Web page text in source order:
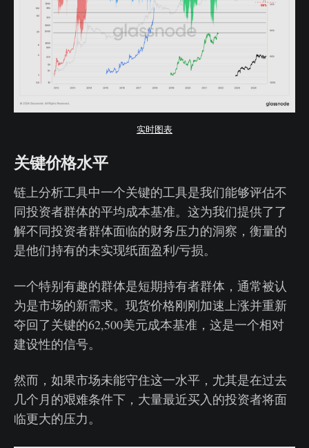
实时图表
关键价格水平
链上分析工具中一个关键的工具是我们能够评估不
同投资者群体的平均成本基准。这为我们提供了了
解不同投资者群体面临的财务压力的洞察，衡量的
是他们持有的未实现纸面盈利/亏损。
一个特别有趣的群体是短期持有者群体，通常被认
为是市场的新需求。现货价格刚刚加速上涨并重新
夺回了关键的62,500美元成本基准，这是一个相对
建设性的信号。
然而，如果市场未能守住这一水平，尤其是在过去
几个月的艰难条件下，大量最近买入的投资者将面
临更大的压力。